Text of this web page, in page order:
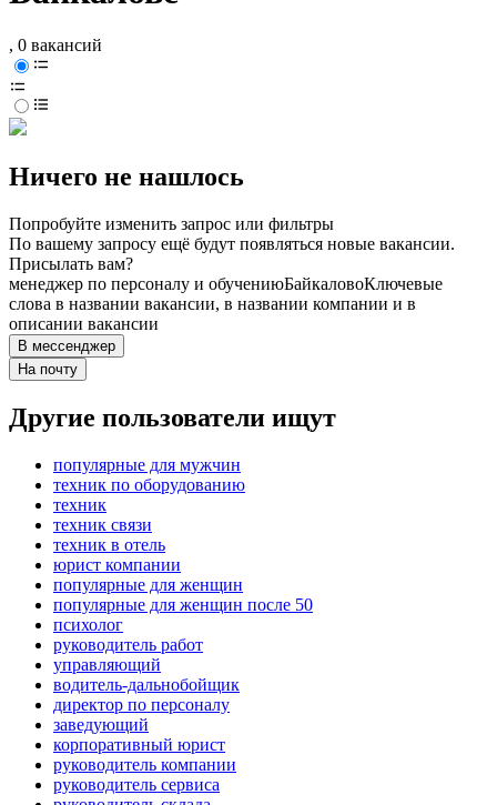
, 0 вакансий
Ничего не нашлось
Попробуйте изменить запрос или фильтры
По вашему запросу ещё будут появляться новые вакансии.
Присылать вам?
менеджер по персоналу и обучениюБайкаловоКлючевые
слова в названии вакансии, в названии компании и в
описании вакансии
В мессенджер
На почту
Другие пользователи ищут
популярные для мужчин
техник по оборудованию
техник
техник связи
техник в отель
юрист компании
популярные для женщин
популярные для женщин после 50
психолог
руководитель работ
управляющий
водитель-дальнобойщик
директор по персоналу
заведующий
корпоративный юрист
руководитель компании
руководитель сервиса